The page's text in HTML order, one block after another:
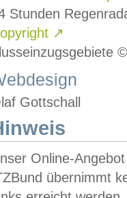
Stunden
↗
Gottschall
Online-
übernimmt